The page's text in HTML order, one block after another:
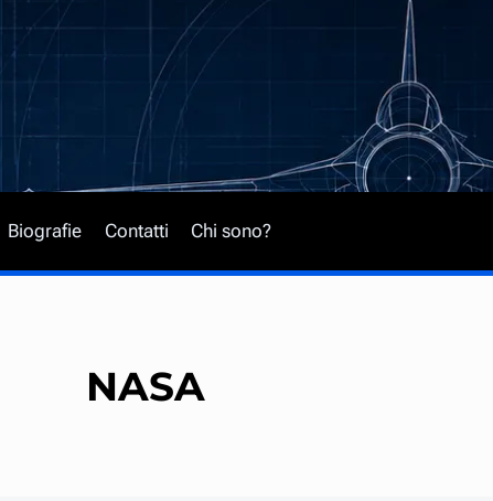
Biografie Contatti Chi sono?
NASA